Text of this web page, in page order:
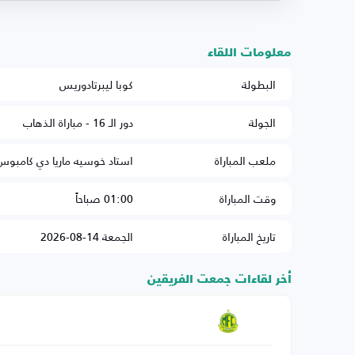
معلومات اللقاء
البطولة
كوبا ليبرتادوريس
الجولة
دور الـ 16 - مباراة الذهاب
ملعب المباراة
استاد خوسيه ماريا دي
وقت المباراة
01:00 صباحاً
تاريخ المباراة
الجمعة 14-08-2026
أخر لقاءات جمعت الفريقين